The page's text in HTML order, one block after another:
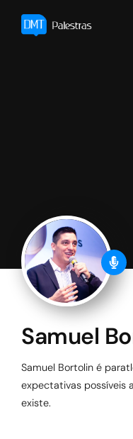
Samuel
Samuel Bortolin é
expectativas possíveis
existe.